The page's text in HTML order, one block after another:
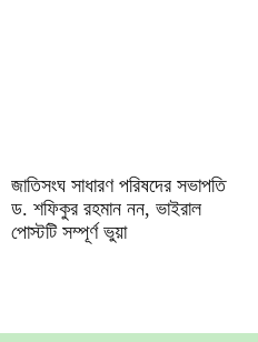
জাতিসংঘ সাধারণ পরিষদের সভাপতি
ড. শফিকুর রহমান নন, ভাইরাল
পোস্টটি সম্পূর্ণ ভুয়া